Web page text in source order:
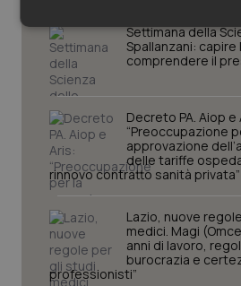
Settimana della
Spallanzani:
comprendere il
Decreto PA. Aiop e
“Preoccupazione
approvazione
delle tariffe
rinnovo contratto sanità privata”
Lazio, nuove
medici. Magi
anni di lavoro,
burocrazia e
professionisti”
Necessari Statistici
Necessari Statistici
I cookie necessari contribuiscono a
navigazione sulle pagine e
protette del sito. Il sito web non è
funzionare correttamente senza
Nome